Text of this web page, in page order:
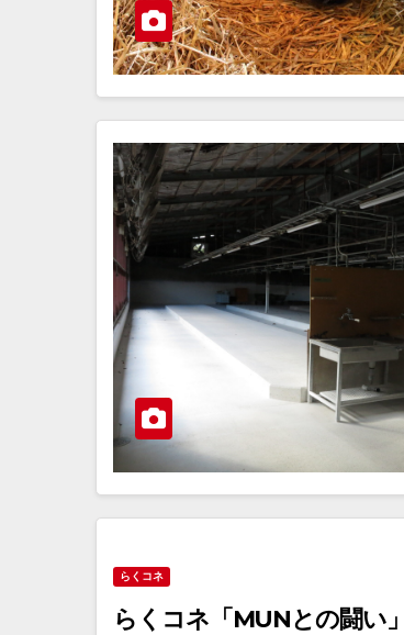
らくコネ
らくコネ「MUNとの闘い」